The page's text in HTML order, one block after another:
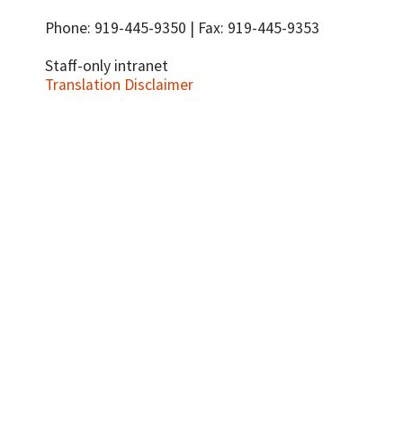
Phone: 919-445-9350 | Fax: 919-445-9353
Staff-only intranet
Translation Disclaimer